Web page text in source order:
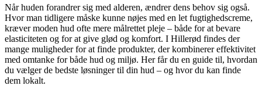
Når huden forandrer sig med alderen, ændrer dens behov sig også.
Hvor man tidligere måske kunne nøjes med en let fugtighedscreme,
kræver moden hud ofte mere målrettet pleje – både for at bevare
elasticiteten og for at give glød og komfort. I Hillerød findes der
mange muligheder for at finde produkter, der kombinerer effektivitet
med omtanke for både hud og miljø. Her får du en guide til, hvordan
du vælger de bedste løsninger til din hud – og hvor du kan finde
dem lokalt.